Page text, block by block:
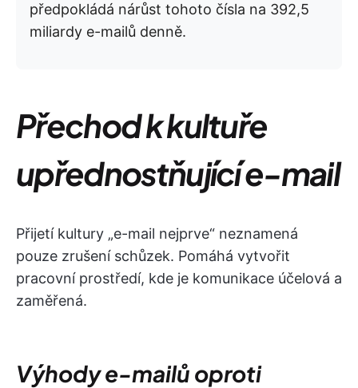
předpokládá nárůst tohoto čísla na 392,5
miliardy e-mailů denně.
Přechod k kultuře
upřednostňující e-mail
Přijetí kultury „e-mail nejprve“ neznamená
pouze zrušení schůzek. Pomáhá vytvořit
pracovní prostředí, kde je komunikace účelová a
zaměřená.
Výhody e-mailů oproti